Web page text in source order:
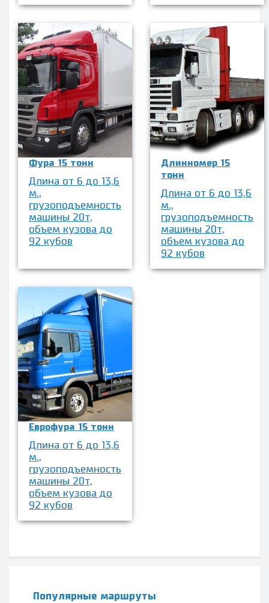
Фура 15 тонн
Длина от 6 до 13,6
м.,
грузоподъемность
машины 20т,
объем кузова до
92 кубов
Длинномер 15
тонн
Длина от 6 до 13,6
м.,
грузоподъемность
машины 20т,
объем кузова до
92 кубов
Еврофура 15 тонн
Длина от 6 до 13,6
м.,
грузоподъемность
машины 20т,
объем кузова до
92 кубов
Популярные маршруты